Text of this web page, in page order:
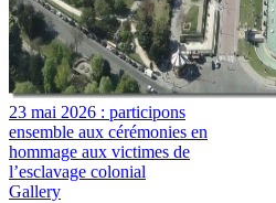
23 mai 2026 : participons
ensemble aux cérémonies en
hommage aux victimes de
l’esclavage colonial
Gallery